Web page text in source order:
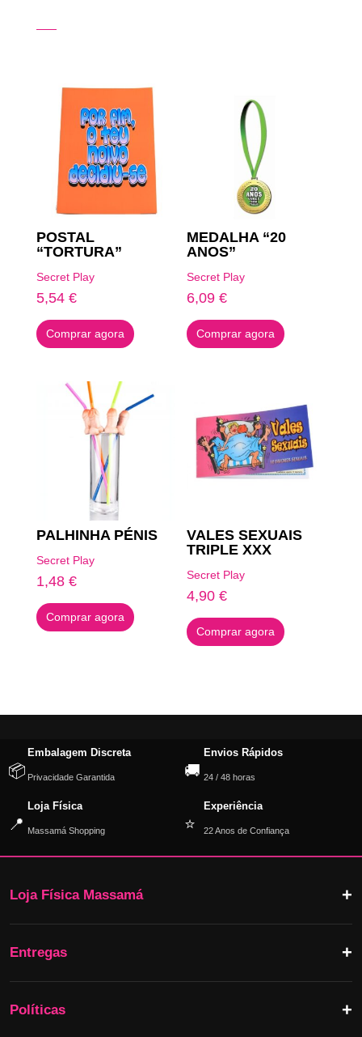
POSTAL
“TORTURA”
Secret Play
5,54 €
Comprar agora
MEDALHA “20
ANOS”
Secret Play
6,09€
Comprar agora
PALHINHA PÉNIS
Secret Play
1,48 €
Comprar agora
VALES SEXUAIS
TRIPLE XXX
Secret Play
4,90€
Comprar agora
📦
Embalagem Discreta
Privacidade Garantida 🚚
Envios Rápidos
24 / 48 horas
📍
Loja Física
Massamá Shopping ⭐
Experiência
22 Anos de Confiança
Loja Física Massamá
Entregas
Políticas